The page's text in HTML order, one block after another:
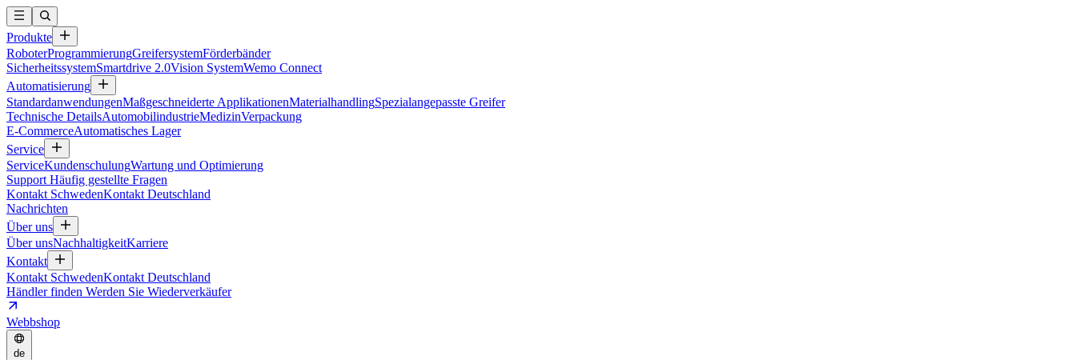
Produkte
RoboterProgrammierungGreifersystemFörderbänder
SicherheitssystemSmartdrive 2.0Vision SystemWemo Connect
Automatisierung
StandardanwendungenMaßgeschneiderte ApplikationenMaterialhandlingSpezialangepasste Greifer
Technische DetailsAutomobilindustrieMedizinVerpackung
E-CommerceAutomatisches Lager
Service
ServiceKundenschulungWartung und Optimierung
Support Häufig gestellte Fragen
Kontakt SchwedenKontakt Deutschland
Nachrichten
Über uns
Über unsNachhaltigkeitKarriere
Kontakt
Kontakt SchwedenKontakt Deutschland
Händler finden Werden Sie Wiederverkäufer
Webbshop
de